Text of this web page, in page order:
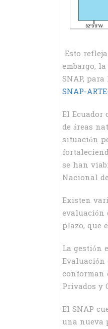
Esto
embargo,
SNAP,
SNAP-
El Ecuador
de áreas
situación
se han
Nacional
Existen
evaluación
plazo, que
La gestión
Evaluación
conforman
Privados y
El SNAP
una nueva